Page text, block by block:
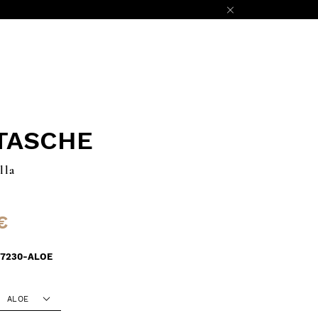
ALOE
ALOE